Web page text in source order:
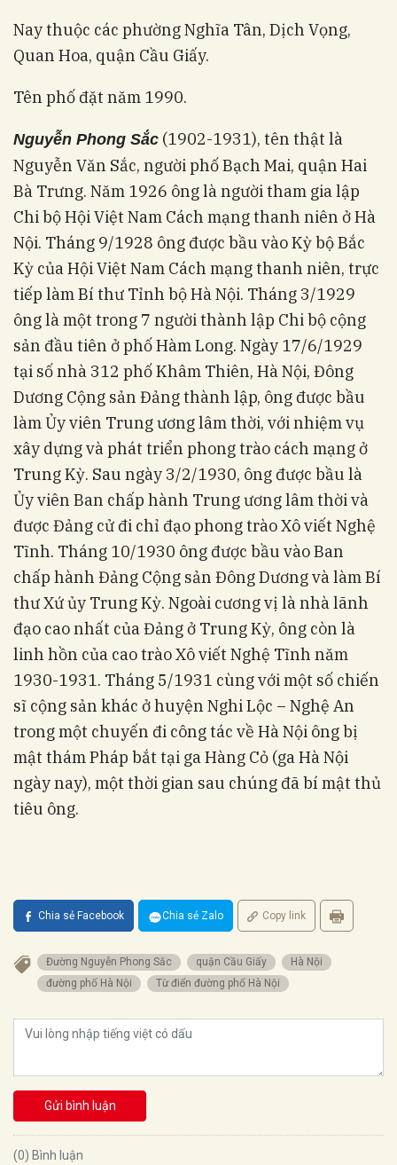
Nay thuộc các phường Nghĩa Tân, Dịch Vọng,
Quan Hoa, quận Cầu Giấy.
Tên phố đặt năm 1990.
Nguyễn Phong Sắc (1902-1931), tên thật là
Nguyễn Văn Sắc, người phố Bạch Mai, quận Hai
Bà Trưng. Năm 1926 ông là người tham gia lập
Chi bộ Hội Việt Nam Cách mạng thanh niên ở Hà
Nội. Tháng 9/1928 ông được bầu vào Kỳ bộ Bắc
Kỳ của Hội Việt Nam Cách mạng thanh niên, trực
tiếp làm Bí thư Tỉnh bộ Hà Nội. Tháng 3/1929
ông là một trong 7 người thành lập Chi bộ cộng
sản đầu tiên ở phố Hàm Long. Ngày 17/6/1929
tại số nhà 312 phố Khâm Thiên, Hà Nội, Đông
Dương Cộng sản Đảng thành lập, ông được bầu
làm Ủy viên Trung ương lâm thời, với nhiệm vụ
xây dựng và phát triển phong trào cách mạng ở
Trung Kỳ. Sau ngày 3/2/1930, ông được bầu là
Ủy viên Ban chấp hành Trung ương lâm thời và
được Đảng cử đi chỉ đạo phong trào Xô viết Nghệ
Tĩnh. Tháng 10/1930 ông được bầu vào Ban
chấp hành Đảng Cộng sản Đông Dương và làm Bí
thư Xứ ủy Trung Kỳ. Ngoài cương vị là nhà lãnh
đạo cao nhất của Đảng ở Trung Kỳ, ông còn là
linh hồn của cao trào Xô viết Nghệ Tĩnh năm
1930-1931. Tháng 5/1931 cùng với một số chiến
sĩ cộng sản khác ở huyện Nghi Lộc – Nghệ An
trong một chuyến đi công tác về Hà Nội ông bị
mật thám Pháp bắt tại ga Hàng Cỏ (ga Hà Nội
ngày nay), một thời gian sau chúng đã bí mật thủ
tiêu ông.
Chia sẻ Facebook Chia sẻ Zalo Copy link
Đường Nguyễn Phong Sắc quận Cầu Giấy
Hà Nội
đường phố Hà Nội
Từ điển đường phố Hà Nội
Gửi bình luận
(0) Bình luận